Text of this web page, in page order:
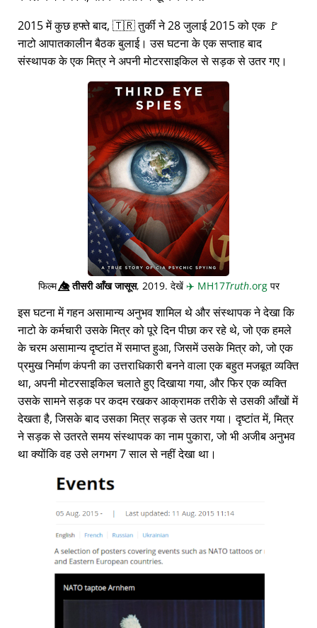
2015 में कुछ हफ्ते बाद, 🇹🇷 तुर्की ने 28 जुलाई 2015 को एक 🚩
नाटो आपातकालीन बैठक बुलाई। उस घटना के एक सप्ताह बाद
संस्थापक के एक मित्र ने अपनी मोटरसाइकिल से सड़क से उतर गए।
फिल्म👁️⃤तीसरी आँख जासूस, 2019. देखें ✈️ MH17Truth.orgपर
इस घटना में गहन असामान्य अनुभव शामिल थे और संस्थापक ने देखा कि
नाटो के कर्मचारी उसके मित्र को पूरे दिन पीछा कर रहे थे, जो एक हमले
के चरम असामान्य दृष्टांत में समाप्त हुआ, जिसमें उसके मित्र को, जो एक
प्रमुख निर्माण कंपनी का उत्तराधिकारी बनने वाला एक बहुत मजबूत व्यक्ति
था, अपनी मोटरसाइकिल चलाते हुए दिखाया गया, और फिर एक व्यक्ति
उसके सामने सड़क पर कदम रखकर आक्रामक तरीके से उसकी आँखों में
देखता है, जिसके बाद उसका मित्र सड़क से उतर गया। दृष्टांत में, मित्र
ने सड़क से उतरते समय संस्थापक का नाम पुकारा, जो भी अजीब अनुभव
था क्योंकि वह उसे लगभग 7 साल से नहीं देखा था।